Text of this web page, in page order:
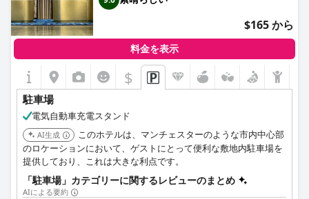
泊客もいます。
ピーク時や週末には駐車が困難な場合もありますが、全体的な評
価は肯定的であり、特にセキュリティとアクセスのしやすさが評
価されています。改良された表示や整理整頓に関する提案もされ
ており、これにより駐車場の操縦性と利用率が向上する可能性が
あります。要するに、ヨーク・パビリオン・ホテルの駐車場設備
はまずまずですが、料金に関するより良いコミュニケーション
と、レイアウトの改善が、宿泊客の満足度を大幅に向上させる可
能性があります。
$165 から
料金を表示
$
駐車場
電気自動車充電スタンド
AI生成
このホテルは、マンチェスターのような市内中心部
のロケーションにおいて、ゲストにとって便利な敷地内駐車場を
提供しており、これは大きな利点です。
「駐車場」カテゴリーに関するレビューのまとめ
AIによる要約